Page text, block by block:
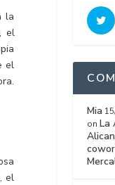
la
el
el
el
Mia
on La